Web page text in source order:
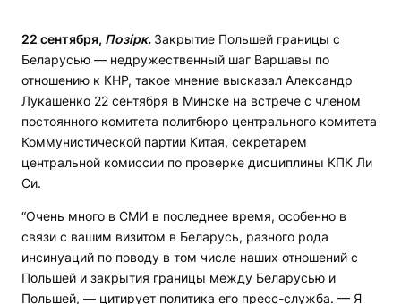
22 сентября, Позірк. Закрытие Польшей границы с
Беларусью — недружественный шаг Варшавы по
отношению к КНР, такое мнение высказал Александр
Лукашенко 22 сентября в Минске на встрече с членом
постоянного комитета политбюро центрального комитета
Коммунистической партии Китая, секретарем
центральной комиссии по проверке дисциплины КПК Ли
Си.
“Очень много в СМИ в последнее время, особенно в
связи с вашим визитом в Беларусь, разного рода
инсинуаций по поводу в том числе наших отношений с
Польшей и закрытия границы между Беларусью и
Польшей, — цитирует политика его пресс-служба. — Я